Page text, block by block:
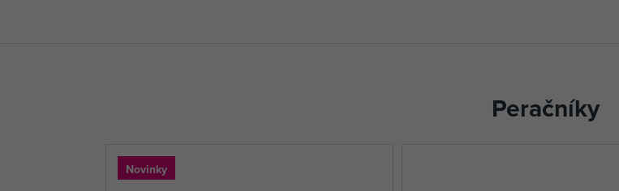
Peračníky
Novinky